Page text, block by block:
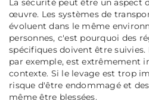
La sécurité peut être un aspect
œuvre. Les systèmes de
évoluent dans le même
personnes, c'est pourquoi des
spécifiques doivent être
par exemple, est extrêmement
contexte. Si le levage est trop
risque d'être endommagé et
même être blessées.